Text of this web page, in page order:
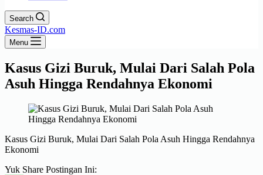
Search
Kesmas-ID.com
Menu
Kasus Gizi Buruk, Mulai Dari Salah Pola
Asuh Hingga Rendahnya Ekonomi
Kasus Gizi Buruk, Mulai Dari Salah Pola Asuh Hingga Rendahnya
Ekonomi
Yuk Share Postingan Ini: